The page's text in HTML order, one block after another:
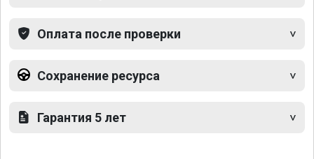
Оплата после проверки
Сохранение ресурса
Гарантия 5 лет